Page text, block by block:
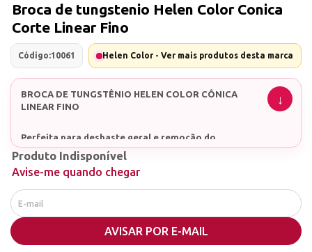
Broca de tungstenio Helen Color Conica
Corte Linear Fino
Código:10061 Helen Color - Ver mais produtos desta marca
BROCA DE TUNGSTÊNIO HELEN COLOR CÔNICA
LINEAR FINO
Perfeita para desbaste geral e remoção do
alongamento!
Com topo ativo, não corta a pele e também é
utilizado para desbaste!
Produto Indisponível
Avise-me quando chegar
AVISAR POR E-MAIL